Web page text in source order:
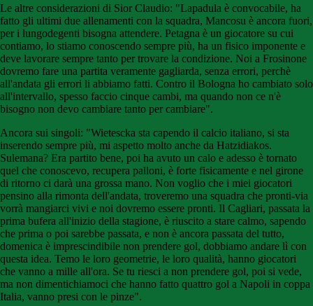
Le altre considerazioni di Sior Claudio: "Lapadula è convocabile, ha
fatto gli ultimi due allenamenti con la squadra, Mancosu è ancora fuori,
per i lungodegenti bisogna attendere. Petagna è un giocatore su cui
contiamo, lo stiamo conoscendo sempre più, ha un fisico imponente e
deve lavorare sempre tanto per trovare la condizione. Noi a Frosinone
dovremo fare una partita veramente gagliarda, senza errori, perchè
all'andata gli errori li abbiamo fatti. Contro il Bologna ho cambiato solo
all'intervallo, spesso faccio cinque cambi, ma quando non ce n'è
bisogno non devo cambiare tanto per cambiare".
Ancora sui singoli: "Wietescka sta capendo il calcio italiano, si sta
inserendo sempre più, mi aspetto molto anche da Hatzidiakos.
Sulemana? Era partito bene, poi ha avuto un calo e adesso è tornato
quel che conoscevo, recupera palloni, è forte fisicamente e nel girone
di ritorno ci darà una grossa mano. Non voglio che i miei giocatori
pensino alla rimonta dell'andata, troveremo una squadra che pronti-via
vorrà mangiarci vivi e noi dovremo essere pronti. Il Cagliari, passata la
prima bufera all'inizio della stagione, è riuscito a stare calmo, sapendo
che prima o poi sarebbe passata, e non è ancora passata del tutto,
domenica è imprescindibile non prendere gol, dobbiamo andare lì con
questa idea. Temo le loro geometrie, le loro qualità, hanno giocatori
che vanno a mille all'ora. Se tu riesci a non prendere gol, poi si vede,
ma non dimentichiamoci che hanno fatto quattro gol a Napoli in coppa
Italia, vanno presi con le pinze".